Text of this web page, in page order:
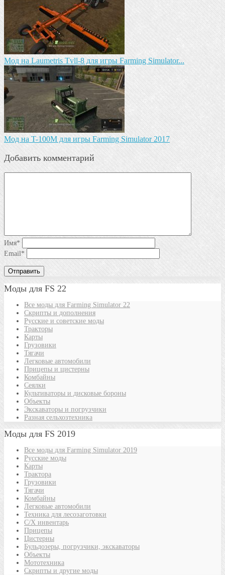
Мод на Laumetris Tvll-8 для игры Farming Simulator...
Мод на T-100M для игры Farming Simulator 2017
Добавить комментарий
Имя*
Email*
Моды для FS 22
Все моды для Farming Simulator 22
Скрипты и дополнения
Русские и советские моды
Тракторы
Карты
Грузовики
Тягачи
Легковые автомобили
Прицепы и цистерны
Комбайны
Сеялки
Культиваторы и дисковые бороны
Объекты
Экскаваторы и погрузчики
Разная сельхозтехника
Моды для FS 2019
Все моды для Farming Simulator 2019
Русские моды
Карты
Трактора
Грузовики
Тягачи
Комбайны
Легковые автомобили
Техника для лесозаготовки
С/Х инвентарь
Прицепы
Цистерны
Бульдозеры, погрузчики, экскаваторы
Объекты
Мототехника
Скрипты и другие моды